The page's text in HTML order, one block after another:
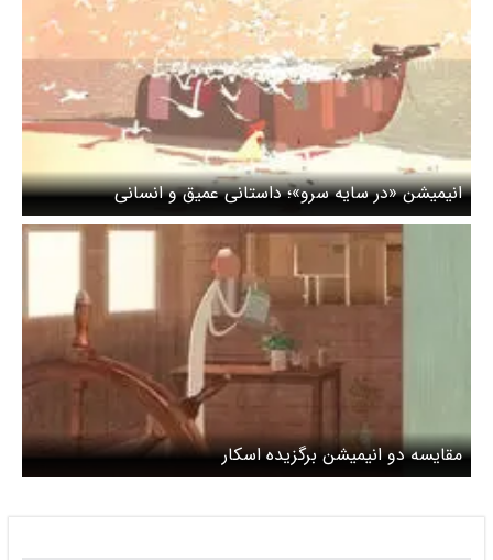
انیمیشن «در سایه سرو»؛ داستانی عمیق و انسانی
مقایسه دو انیمیشن برگزیده اسکار